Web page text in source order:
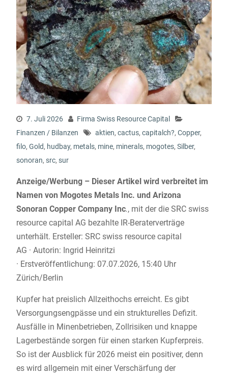
7. Juli 2026
Firma Swiss Resource Capital
Finanzen / Bilanzen
aktien, cactus, capitalch?, Copper,
filo, Gold, hudbay, metals, mine, minerals, mogotes, Silber,
sonoran, src, sur
Anzeige/Werbung – Dieser Artikel wird verbreitet im
Namen von Mogotes Metals Inc. und Arizona
Sonoran Copper Company Inc., mit der die SRC swiss
resource capital AG bezahlte IR-Beraterverträge
unterhält. Ersteller: SRC swiss resource capital
AG · Autorin: Ingrid Heinritzi
· Erstveröffentlichung: 07.07.2026, 15:40 Uhr
Zürich/Berlin
Kupfer hat preislich Allzeithochs erreicht. Es gibt
Versorgungsengpässe und ein strukturelles Defizit.
Ausfälle in Minenbetrieben, Zollrisiken und knappe
Lagerbestände sorgen für einen starken Kupferpreis.
So ist der Ausblick für 2026 meist ein positiver, denn
es wird allgemein mit einer Verschärfung der